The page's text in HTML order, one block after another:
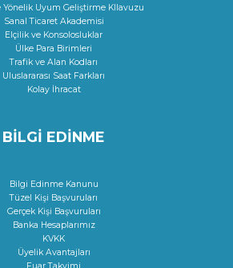
Yönelik Uyum Geliştirme KIlavuzu
Sanal Ticaret Akademisi
Elçilik ve Konsolosluklar
Ülke Para Birimleri
Trafik ve Alan Kodları
Uluslararası Saat Farkları
Kolay İhracat
BİLGİ EDİNME
Bilgi Edinme Kanunu
Tüzel Kişi Başvuruları
Gerçek Kişi Başvuruları
Banka Hesaplarımız
KVKK
Üyelik Avantajları